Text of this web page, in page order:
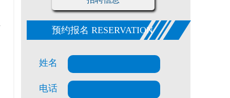
预约报名 RESERVATION
姓名
电话